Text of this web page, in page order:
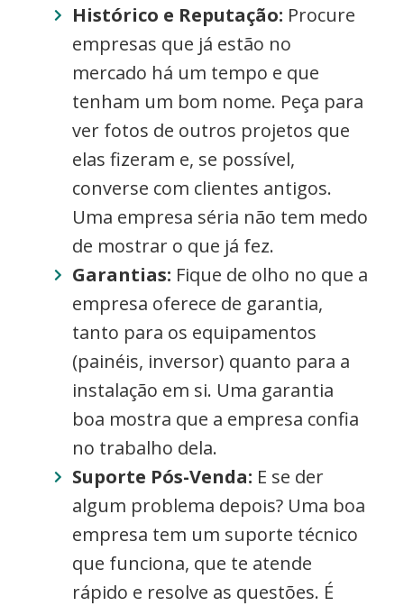
Histórico e Reputação: Procure
empresas que já estão no
mercado há um tempo e que
tenham um bom nome. Peça para
ver fotos de outros projetos que
elas fizeram e, se possível,
converse com clientes antigos.
Uma empresa séria não tem medo
de mostrar o que já fez.
Garantias: Fique de olho no que a
empresa oferece de garantia,
tanto para os equipamentos
(painéis, inversor) quanto para a
instalação em si. Uma garantia
boa mostra que a empresa confia
no trabalho dela.
Suporte Pós-Venda: E se der
algum problema depois? Uma boa
empresa tem um suporte técnico
que funciona, que te atende
rápido e resolve as questões. É